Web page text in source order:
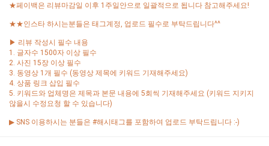
★페이백은 리뷰마감일 이후 1주일안으로 일괄적으로 됩니다 참고해주세요!
★★인스타 하시는분들은 태그계정, 업로드 필수로 부탁드립니다^^
▶ 리뷰 작성시 필수 내용
1. 글자수 1500자 이상 필수
2. 사진 15장 이상 필수
3. 동영상 1개 필수 (동영상 제목에 키워드 기재해주세요)
4. 상품 링크 삽입 필수
5. 키워드와 업체명은 제목과 본문 내용에 5회씩 기재해주세요 (키워드 지키지
않을시 수정요청 할 수 있습니다)
▶ SNS 이용하시는 분들은 #해시태그를 포함하여 업로드 부탁드립니다 :-)